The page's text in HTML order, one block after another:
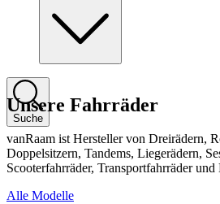
Suche
Unsere Fahrräder
vanRaam ist Hersteller von Dreirädern,
Doppelsitzern, Tandems, Liegerädern,
Scooterfahrräder, Transportfahrräder
Alle Modelle